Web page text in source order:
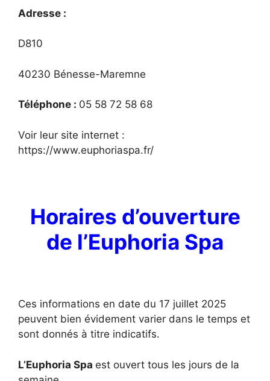
Adresse :
D810
40230 Bénesse-Maremne
Téléphone : 05 58 72 58 68
Voir leur site internet :
https://www.euphoriaspa.fr/
Horaires d’ouverture
de l’Euphoria Spa
Ces informations en date du 17 juillet 2025
peuvent bien évidement varier dans le temps et
sont donnés à titre indicatifs.
L’Euphoria Spa est ouvert tous les jours de la